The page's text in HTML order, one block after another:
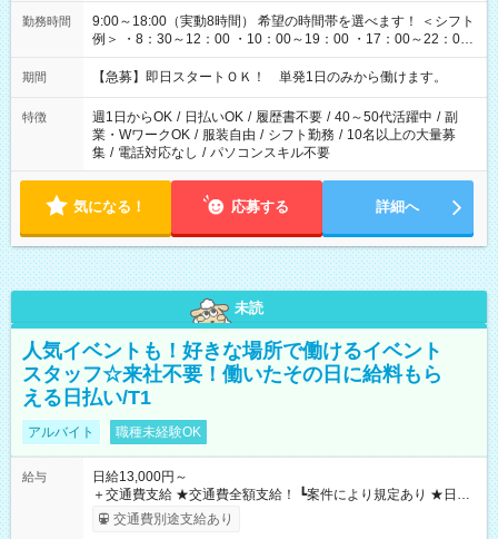
勤務時間
9:00～18:00（実動8時間） 希望の時間帯を選べます！ ＜シフト
例＞ ・8：30～12：00 ・10：00～19：00 ・17：00～22：00
・13：00～22：00 ・22：00～翌6：00 など
期間 【急募】即日スタートＯＫ！ 単発1日のみから働けます。
特徴 週1日からOK / 日払いOK / 履歴書不要 / 40～50代活躍中 / 副
業・WワークOK / 服装自由 / シフト勤務 / 10名以上の大量募
集 / 電話対応なし / パソコンスキル不要
気になる！ 応募する 詳細へ
未読
人気イベントも！好きな場所で働けるイベント
スタッフ☆来社不要！働いたその日に給料もら
える日払い/T1
アルバイト 職種未経験OK
給与
日給13,000円～
＋交通費支給 ★交通費全額支給！ ┗案件により規定あり ★日払
いOK！（規定あり） ┗働いたその日に現金GET♪ お仕事後はコ
ンビニATMから 日払い分を引き落とせます！ 【試用期間】試
交通費別途支給あり